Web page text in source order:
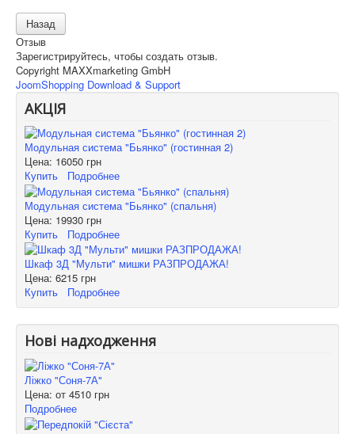
Отзыв
Зарегистрируйтесь, чтобы создать отзыв.
Copyright MAXXmarketing GmbH
JoomShopping Download & Support
АКЦІЯ
Модульная система "Бьянко" (гостинная 2)
Цена: 16050 грн
Купить
Подробнее
Модульная система "Бьянко" (спальня)
Цена: 19930 грн
Купить
Подробнее
Шкаф 3Д "Мульти" мишки РАЗПРОДАЖА!
Цена: 6215 грн
Купить
Подробнее
Нові надходження
Ліжко "Соня-7А"
Цена: от 4510 грн
Подробнее